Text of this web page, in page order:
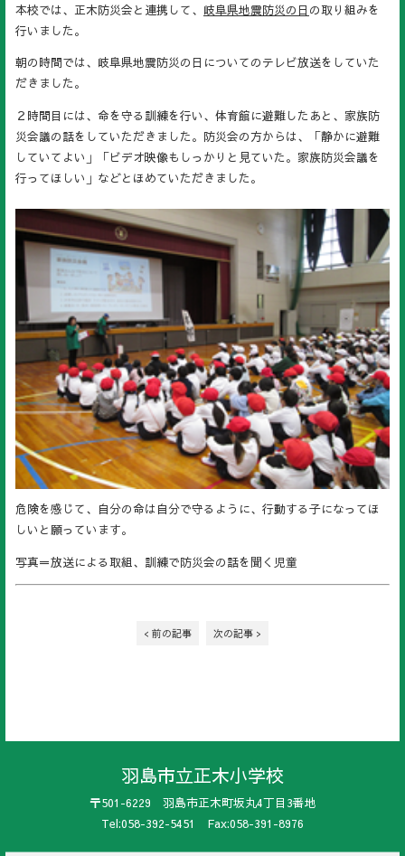
本校では、正木防災会と連携して、 岐阜県地震防災の日 の取り組みを
行いました。
朝の時間では、岐阜県地震防災の日についてのテレビ放送をしていた
だきました。
２時間目には、命を守る訓練を行い、体育館に避難したあと、家族防
災会議の話をしていただきました。防災会の方からは、「静かに避難
していてよい」「ビデオ映像もしっかりと見ていた。家族防災会議を
行ってほしい」などとほめていただきました。
危険を感じて、自分の命は自分で守るように、行動する子になってほ
しいと願っています。
写真＝放送による取組、訓練で防災会の話を聞く児童
< 前の記事 次の記事 >
羽島市立正木小学校
〒501-6229 羽島市正木町坂丸4丁目3番地
Tel:058-392-5451 Fax:058-391-8976